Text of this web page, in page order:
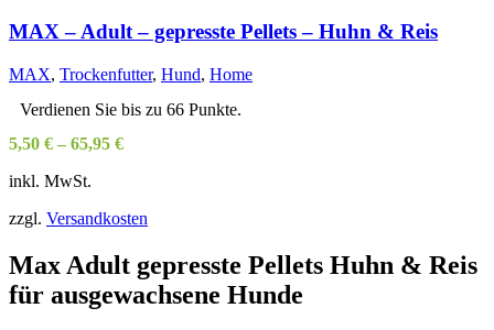
auf.
Die
Optionen
können
auf
MAX – Adult – gepresste Pellets – Huhn & Reis
MAX, Trockenfutter, Hund, Home
Verdienen Sie bis zu 66 Punkte.
5,50 € – 65,95 €
inkl. MwSt.
zzgl. Versandkosten
Max Adult gepresste Pellets Huhn & Reis
für ausgewachsene Hunde